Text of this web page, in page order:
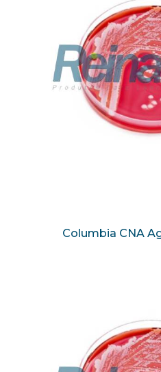
Columbia CNA